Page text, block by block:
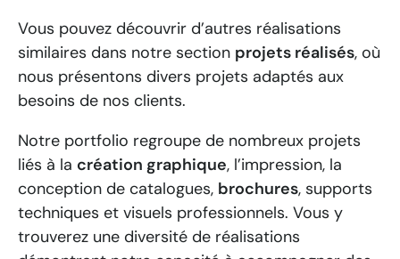
Vous pouvez découvrir d’autres réalisations
similaires dans notre section projets réalisés, où
nous présentons divers projets adaptés aux
besoins de nos clients.
Notre portfolio regroupe de nombreux projets
liés à la création graphique, l’impression, la
conception de catalogues, brochures, supports
techniques et visuels professionnels. Vous y
trouverez une diversité de réalisations